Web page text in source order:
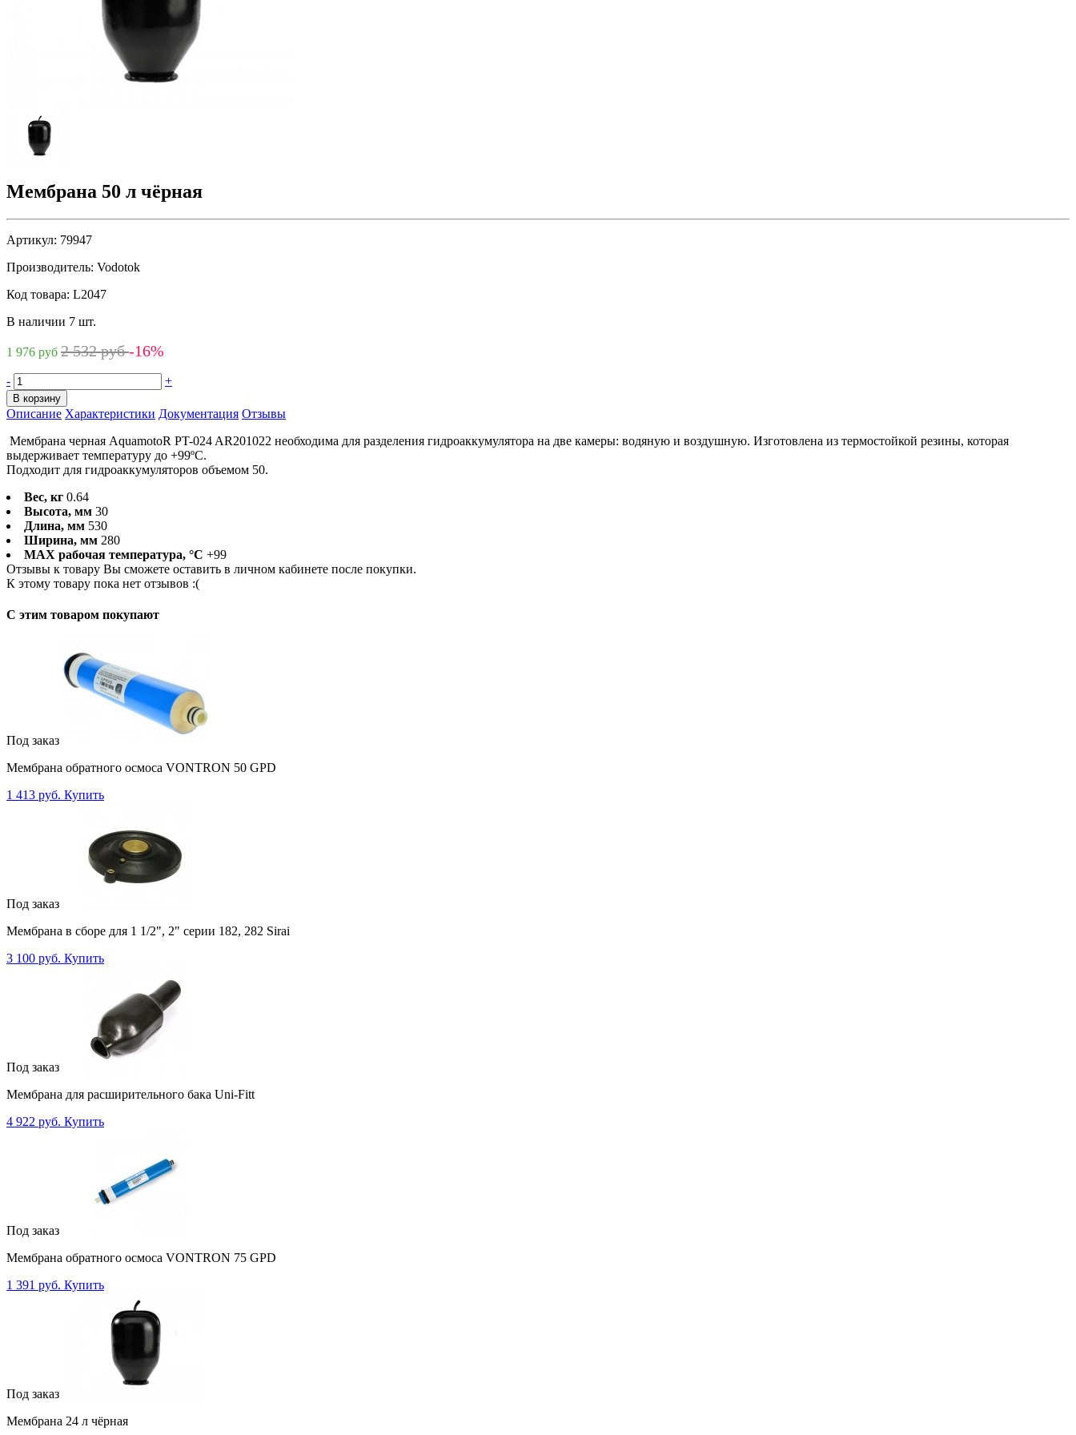
Мембрана 50 л чёрная
Артикул: 79947
Производитель: Vodotok
Код товара: L2047
В наличии 7 шт.
1 976 руб 2 532 руб-16%
- +
В корзину
Описание Характеристики Документация Отзывы
Мембрана черная AquamotoR PT-024 AR201022 необходима для разделения гидроаккумулятора на две камеры: водяную и воздушную. Изготовлена из термостойкой резины, которая
выдерживает температуру до +99ºС.
Подходит для гидроаккумуляторов объемом 50.
Вес, кг 0.64
Высота, мм 30
Длина, мм 530
Ширина, мм 280
MAX рабочая температура, °C +99
Отзывы к товару Вы сможете оставить в личном кабинете после покупки.
К этому товару пока нет отзывов :(
C этим товаром покупают
Под заказ
Мембрана обратного осмоса VONTRON 50 GPD
1 413 руб. Купить
Под заказ
Мембрана в сборе для 1 1/2", 2" серии 182, 282 Sirai
3 100 руб. Купить
Под заказ
Мембрана для расширительного бака Uni-Fitt
4 922 руб. Купить
Под заказ
Мембрана обратного осмоса VONTRON 75 GPD
1 391 руб. Купить
Под заказ
Мембрана 24 л чёрная